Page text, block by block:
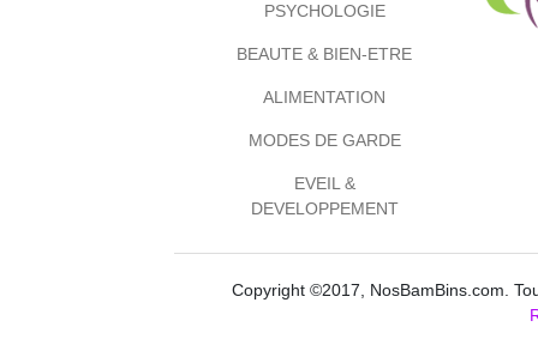
PSYCHOLOGIE
BEAUTE & BIEN-ETRE
ALIMENTATION
MODES DE GARDE
EVEIL &
DEVELOPPEMENT
Copyright ©2017, NosBamBins.com.